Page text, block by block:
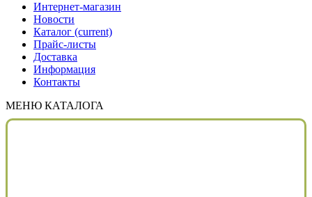
Интернет-магазин
Новости
Каталог (current)
Прайс-листы
Доставка
Информация
Контакты
МЕНЮ КАТАЛОГА